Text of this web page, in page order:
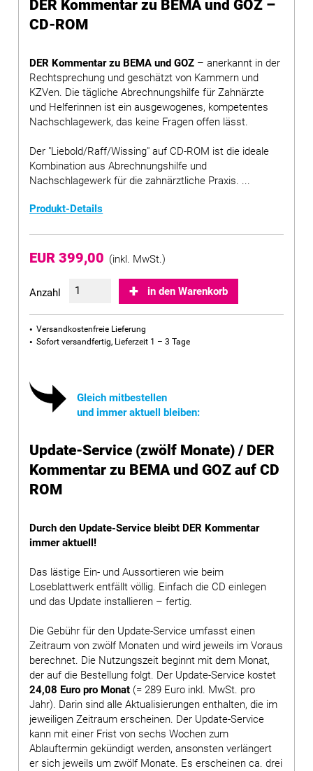
DER Kommentar zu BEMA und GOZ –
CD-ROM
DER Kommentar zu BEMA und GOZ – anerkannt in der
Rechtsprechung und geschätzt von Kammern und
KZVen. Die tägliche Abrechnungshilfe für Zahnärzte
und Helferinnen ist ein ausgewogenes, kompetentes
Nachschlagewerk, das keine Fragen offen lässt.
Der "Liebold/Raff/Wissing" auf CD-ROM ist die ideale
Kombination aus Abrechnungshilfe und
Nachschlagewerk für die zahnärztliche Praxis. ...
Produkt-Details
EUR 399,00 (inkl. MwSt.)
Anzahl in den Warenkorb
Versandkostenfreie Lieferung
Sofort versandfertig, Lieferzeit 1 – 3 Tage
Gleich mitbestellen
und immer aktuell bleiben:
Update-Service (zwölf Monate) / DER
Kommentar zu BEMA und GOZ auf CD
ROM
Durch den Update-Service bleibt DER Kommentar
immer aktuell!
Das lästige Ein- und Aussortieren wie beim
Loseblattwerk entfällt völlig. Einfach die CD einlegen
und das Update installieren – fertig.
Die Gebühr für den Update-Service umfasst einen
Zeitraum von zwölf Monaten und wird jeweils im Voraus
berechnet. Die Nutzungszeit beginnt mit dem Monat,
der auf die Bestellung folgt. Der Update-Service kostet
24,08 Euro pro Monat (= 289 Euro inkl. MwSt. pro
Jahr). Darin sind alle Aktualisierungen enthalten, die im
jeweiligen Zeitraum erscheinen. Der Update-Service
kann mit einer Frist von sechs Wochen zum
Ablauftermin gekündigt werden, ansonsten verlängert
er sich jeweils um zwölf Monate. Es erscheinen ca. drei